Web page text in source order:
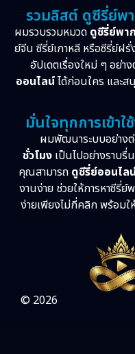
รวมลิสต์ ดูซีรี่ย์พ
ผมรวบรวมหมวด ดูซีรี่ย์พา
ย์จีน ซีรี่ย์เกาหลี หรือซีรี่ย์ฝ
อัปเดตเรื่องใหม่ ๆ อย่า
ออนไลน์ได้ก่อนใคร และส
มั่นใจทุกการเข้า
ผมพัฒนาระบบอย่างต่
ชั่วโมงเป็นไปอย่างราบรื่
คุณสามารถ ดูซีรี่ย์ออนไล
งานง่าย ช่วยให้การหาซีรี่ย์
ง่ายเพียงไม่กี่คลิก พร้อม
© 2026